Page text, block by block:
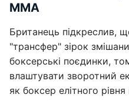
ММА
Британець підкреслив,
"трансфер" зірок
боксерські поєдинки,
влаштувати зворотний
як боксер елітного